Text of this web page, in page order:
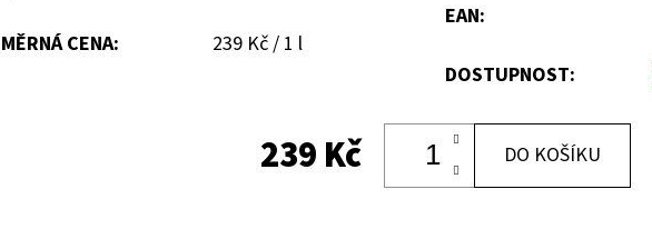
MĚRNÁ CENA:
Měrná
239 Kč / 1 l
EAN:
DOSTUPNOST:
239 Kč DO KOŠÍKU